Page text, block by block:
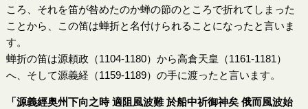
ころ、それを笛が咎めたのか蝉の節のところで折れてしまった
ことから、この笛は蝉折と名付けられることになったと言いま
す。
蝉折の笛は源頼政（1104-1180）から高倉天皇（1161-1181）
へ、そして源義経（1159-1189）の手に渡ったと言います。
「源義經奥州下向之時 適阻風波難 於船中祈御神矣 俄而風波始